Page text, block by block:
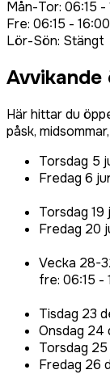
Mån-Tor: 06:15 -
Fre: 06:15 - 16:00
Lör-Sön: Stängt
Här hittar du
påsk,
Torsdag 5
Fredag 6
Torsdag 19
Fredag 20
Vecka 28-
fre: 06:15 -
Tisdag 23
Onsdag 24
Torsdag
Fredag 26